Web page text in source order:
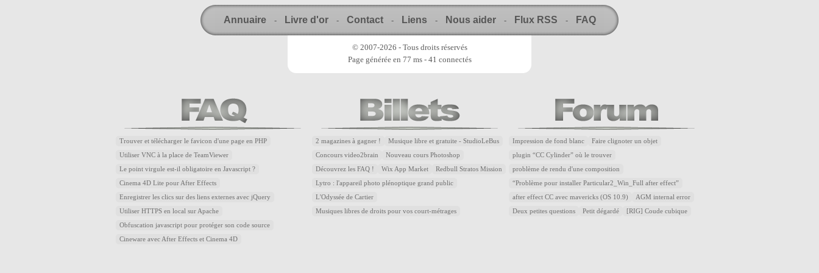
Annuaire - Livre d'or - Contact - Liens - Nous aider - Flux RSS - FAQ
© 2007-2026 - Tous droits réservés
Page générée en 77 ms - 41 connectés
Trouver et télécharger le favicon d'une page en PHP
Utiliser VNC à la place de TeamViewer
Le point virgule est-il obligatoire en Javascript ?
Cinema 4D Lite pour After Effects
Enregistrer les clics sur des liens externes avec jQuery
Utiliser HTTPS en local sur Apache
Obfuscation javascript pour protéger son code source
Cineware avec After Effects et Cinema 4D
2 magazines à gagner ! Musique libre et gratuite - StudioLeBus
Concours video2brain Nouveau cours Photoshop
Découvrez les FAQ ! Wix App Market Redbull Stratos Mission
Lytro : l'appareil photo plénoptique grand public
L'Odyssée de Cartier
Musiques libres de droits pour vos court-métrages
Impression de fond blanc Faire clignoter un objet
plugin “CC Cylinder” où le trouver
problème de rendu d'une composition
“Problème pour installer Particular2_Win_Full after effect”
after effect CC avec mavericks (OS 10.9) AGM internal error
Deux petites questions Petit dégardé [RIG] Coude cubique